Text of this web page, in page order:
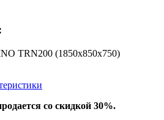
TRN200 (1850х850х750)
со скидкой 30%.